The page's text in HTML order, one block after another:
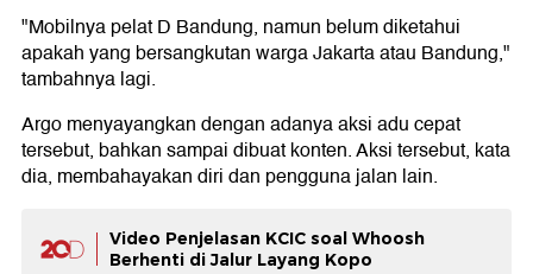
"Mobilnya pelat D Bandung, namun belum diketahui
apakah yang bersangkutan warga Jakarta atau Bandung,"
tambahnya lagi.
Argo menyayangkan dengan adanya aksi adu cepat
tersebut, bahkan sampai dibuat konten. Aksi tersebut, kata
dia, membahayakan diri dan pengguna jalan lain.
Video Penjelasan KCIC soal Whoosh
Berhenti di Jalur Layang Kopo